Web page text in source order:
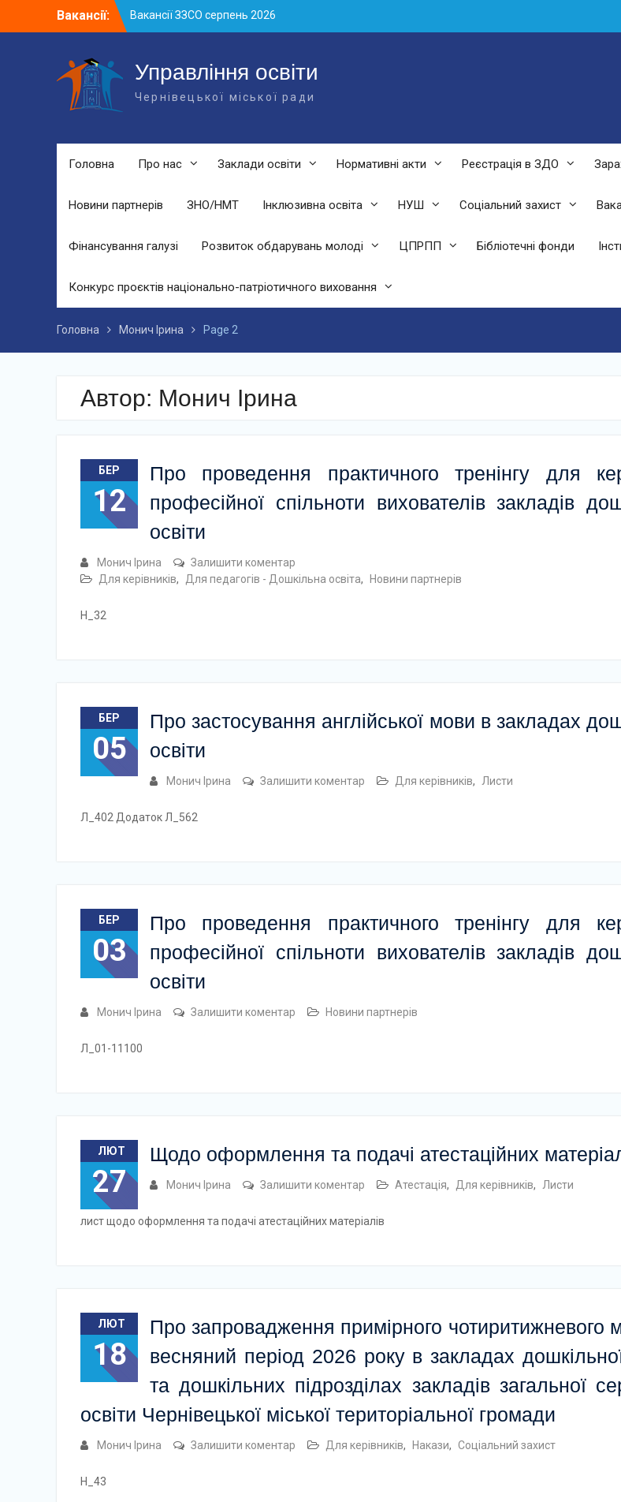
Вакансії:
Вакансії ЗЗСО серпень 2026
Вакансії ЗЗСО червень 2026
підрозділах ЗЗСО станом на 01.08.2026
р.Управління освіти
Чернівецької міської ради
Головна Про нас Заклади освіти Нормативні акти Реєстрація в ЗДО
Новини партнерів ЗНО/НМТ Інклюзивна освіта НУШ Соціальний захист
Фінансування галузі Розвиток обдарувань молоді ЦПРПП Бібліотечні фонди
Конкурс проєктів національно-патріотичного виховання
Головна Монич Ірина Page 2
Автор: Монич Ірина
БЕР
12
Про проведення практичного тренінгу для
професійної спільноти вихователів закладів
освіти
Монич Ірина
Залишити коментар
Для керівників, Для педагогів - Дошкільна освіта, Новини партнерів
Н_32
БЕР
05
Про застосування англійської мови в закладах
освіти
Монич Ірина Залишити коментар Для керівників, Листи
Л_402 Додаток Л_562
БЕР
03
Про проведення практичного тренінгу для
професійної спільноти вихователів закладів
освіти
Монич Ірина Залишити коментар Новини партнерів
Л_01-11100
ЛЮТ
27
Щодо оформлення та подачі атестаційних
Монич Ірина Залишити коментар Атестація, Для керівників, Листи
лист щодо оформлення та подачі атестаційних матеріалів
ЛЮТ
18
Про запровадження примірного чотиритижневого
весняний період 2026 року в закладах
та дошкільних підрозділах закладів загальної
освіти Чернівецької міської територіальної громади
Монич Ірина Залишити коментар Для керівників, Накази, Соціальний захист
Н_43